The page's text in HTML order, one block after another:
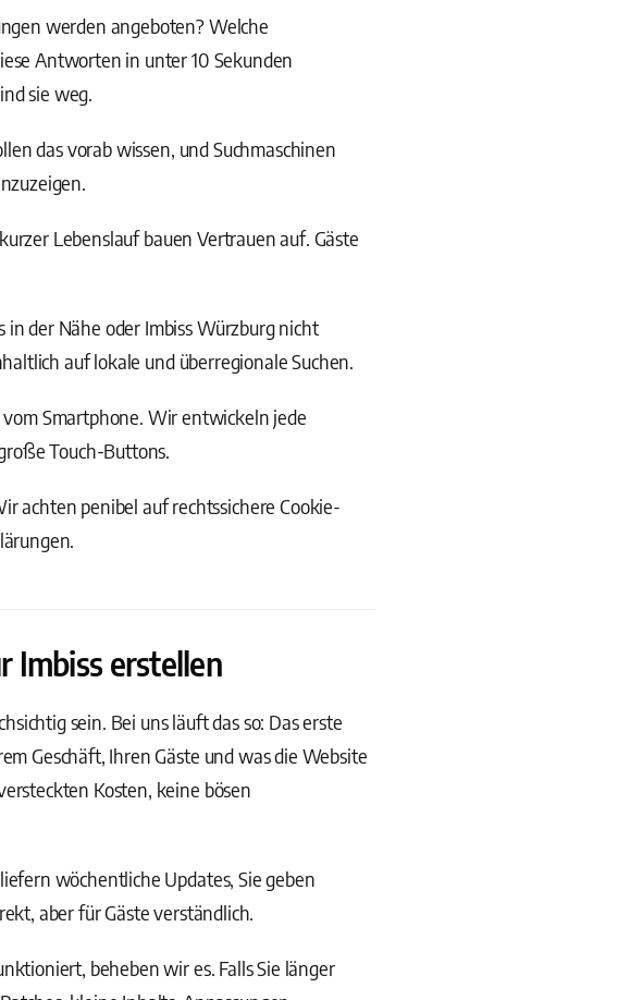
werden angeboten? Welche
Antworten in unter 10 Sekunden
sie weg.
das vorab wissen, und Suchmaschinen
Lebenslauf bauen Vertrauen auf. Gäste
der Nähe oder Imbiss Würzburg nicht
auf lokale und überregionale Suchen.
Smartphone. Wir entwickeln jede
Touch-Buttons.
achten penibel auf rechtssichere Cookie-
Imbiss erstellen
sein. Bei uns läuft das so: Das erste
Geschäft, Ihren Gäste und was die Website
Kosten, keine bösen
wöchentliche Updates, Sie geben
aber für Gäste verständlich.
beheben wir es. Falls Sie länger